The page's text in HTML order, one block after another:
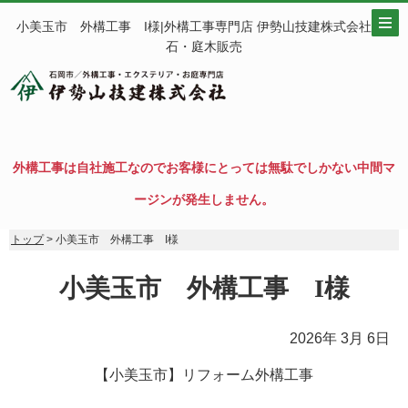
小美玉市 外構工事 I様|外構工事専門店 伊勢山技建株式会社│砕
石・庭木販売
外構工事は自社施工なのでお客様にとっては無駄でしかない中間マ
ージンが発生しません。
トップ> 小美玉市 外構工事 I様
小美玉市 外構工事 I様
2026年 3月 6日
【小美玉市】リフォーム外構工事